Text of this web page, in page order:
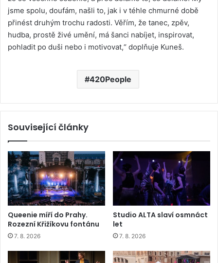
jsme spolu, doufám, našli to, jak i v téhle chmurné době
přinést druhým trochu radosti. Věřím, že tanec, zpěv,
hudba, prostě živé umění, má šanci nabíjet, inspirovat,
pohladit po duši nebo i motivovat,“ doplňuje Kuneš.
420People
Související články
Queenie míří do Prahy.
Rozezní Křižíkovu fontánu
7. 8. 2026
Studio ALTA slaví osmnáct
let
7. 8. 2026